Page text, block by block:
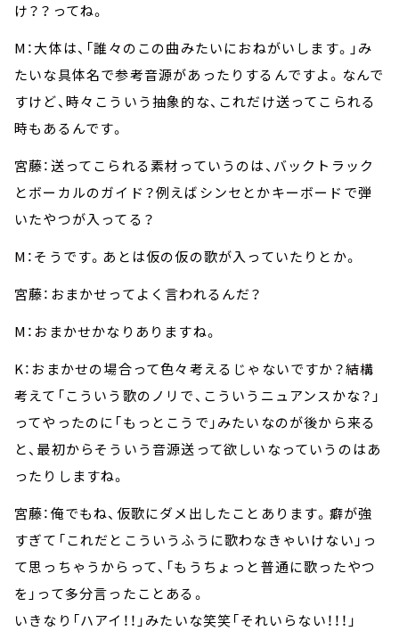
け？？ってね。
M：大体は、「誰々のこの曲みたいにおねがいします。」み
たいな具体名で参考音源があったりするんですよ。なんで
すけど、時々こういう抽象的な、これだけ送ってこられる
時もあるんです。
宮藤：送ってこられる素材っていうのは、バックトラック
とボーカルのガイド？例えばシンセとかキーボードで弾
いたやつが入ってる？
M：そうです。あとは仮の仮の歌が入っていたりとか。
宮藤：おまかせってよく言われるんだ？
M：おまかせかなりありますね。
K：おまかせの場合って色々考えるじゃないですか？結構
考えて「こういう歌のノリで、こういうニュアンスかな？」
ってやったのに「もっとこうで」みたいなのが後から来る
と、最初からそういう音源送って欲しいなっていうのはあ
ったりしますね。
宮藤：俺でもね、仮歌にダメ出したことあります。癖が強
すぎて「これだとこういうふうに歌わなきゃいけない」っ
て思っちゃうからって、「もうちょっと普通に歌ったやつ
を」って多分言ったことある。
いきなり「ハアイ！！」みたいな笑笑「それいらない！！！」